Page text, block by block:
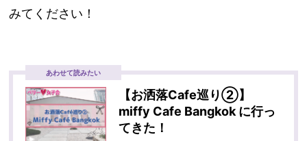
みてください！
あわせて読みたい
【お洒落Cafe巡り②】
miffy Cafe Bangkok に行っ
てきた！